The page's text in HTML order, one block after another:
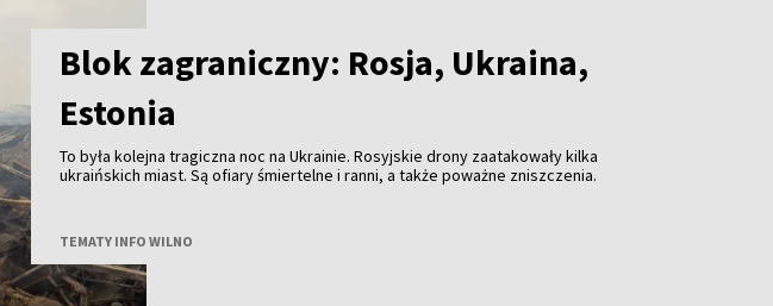
Blok zagraniczny: Rosja, Ukraina,
Estonia
To była kolejna tragiczna noc na Ukrainie. Rosyjskie drony zaatakowały kilka
ukraińskich miast. Są ofiary śmiertelne i ranni, a także poważne zniszczenia.
TEMATY INFO WILNO